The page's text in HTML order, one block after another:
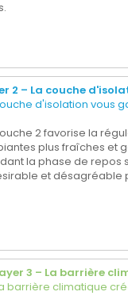
2 – La couche
d'isolation vous
2 favorise la
plus fraîches et
la phase de repos
et désagréable
3 – La barrière
barrière climatique